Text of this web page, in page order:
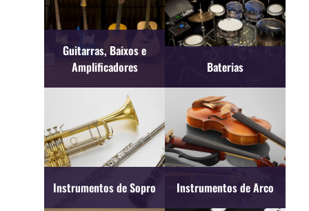
Guitarras, Baixos e
Amplificadores
Baterias
Instrumentos de Sopro Instrumentos de Arco